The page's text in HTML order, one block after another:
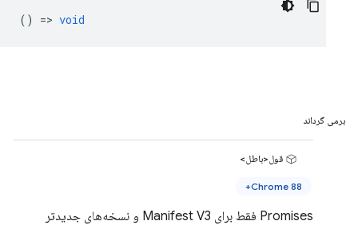
() => void
برمی گرداند
قول<باطل>
Chrome 88+
Promises فقط برای Manifest V3 و نسخه‌های جدیدتر